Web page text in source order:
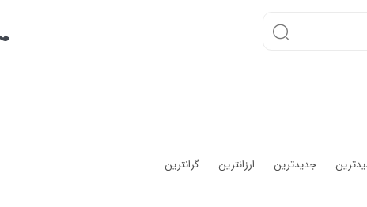
جدیدترین ارزانترین گرانترین